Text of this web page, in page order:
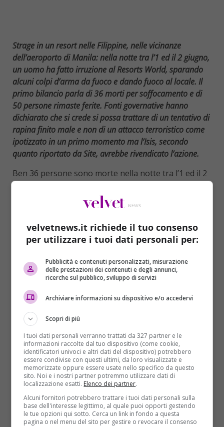
Strage in un resort nelle Filippine, nelle vicinanze
dell’aeroporto di Manila: nella notte tra l’1 ed il 2 giugno,
un uomo ha fatto irruzione al Resorts World, sparando
alcuni colpi d’arma da fuoco e dando fuoco al locale. Il
primo bilancio parla di 36 morti per soffocamento e di
50 persone rimaste ferite. Fonti governative hanno
dichiarato che si crede si possa trattare di un tentativo di
rapina finito male e non di un attacco terroristico come
ipotizzato in un primo momento ma l’Isis, secondo
quanto riportato da Site, avrebbe rivendicato l’azione.
Ben 36 persone sono morte nella notte tra l’1 ed il 2
giugno al Resorts World di
dopo che un uomo ha fatto irruzione nel resort
sparando alcuni colpi d’arma da fuoco e dando il
locale alle fiamme. Le persone decedute sono morte
per soffocamento. Altre 50 persone sono invece
rimaste ferite. Secondo una prima ricostruzione
riportata da ‘Il Fatto Quotidiano’, l’uomo, attorno
all’una e trenta, ha fatto irruzione nel casinò del
resort sparando agli schermi televisivi della sala e
versando benzina sui tavoli. Il suo corpo è stato
ritrovato all’alba nella stanza 510, dove avrebbe dato
fuoco alla coperta su cui si era steso.
Un portavoce del presidente delle FilippineRodrigo
Duterteha riferito che si pensa che si sia trattato di
un tentativo di rapina andato a male e non di un
fatto ricollegabile al terrorismo, come era stato
ipotizzato nei primissimi momenti dopo l’accaduto.
Tuttavia, secondo quanto riporta Site (portale che
monitora il terrorismo islamico sul web), l’Isis
avrebbe rivendicato l’azione. La polizia locale ha
velvetnews.it richiede il tuo consenso
per utilizzare i tuoi dati personali per:
Pubblicità e contenuti personalizzati, misurazione
delle prestazioni dei contenuti e degli annunci,
ricerche sul pubblico, sviluppo di servizi
Archiviare informazioni su dispositivo e/o accedervi
Scopri di più
I tuoi dati personali verranno trattati da 327 partner e le
informazioni raccolte dal tuo dispositivo (come cookie,
identificatori univoci e altri dati del dispositivo) potrebbero
essere condivise con questi ultimi, da loro visualizzate e
memorizzate oppure essere usate nello specifico da questo
sito. Noi e i nostri partner potremmo utilizzare dati di
localizzazione esatti. Elenco dei partner.
Alcuni fornitori potrebbero trattare i tuoi dati personali sulla
base dell'interesse legittimo, al quale puoi opporti gestendo
le tue opzioni qui sotto. Cerca un link in fondo a questa
pagina o nel menu del sito per gestire o revocare il consenso